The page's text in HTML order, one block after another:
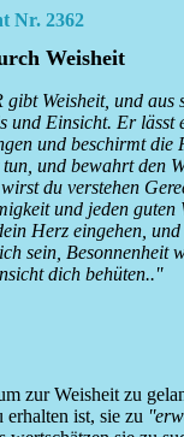
Nr. 2362
Weisheit
Weisheit, und aus
und Einsicht. Er lässt
und beschirmt die
und bewahrt den
du verstehen
und jeden guten
Herz eingehen,
sein, Besonnenheit
dich behüten..''
zur Weisheit zu
ist, sie zu